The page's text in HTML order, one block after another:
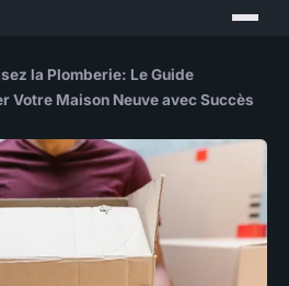
la Plomberie: Le Guide
Votre Maison Neuve avec Succès